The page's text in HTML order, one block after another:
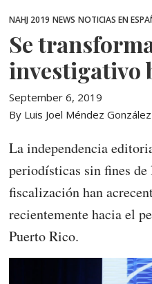
NAHJ 2019 NEWS NOTICIAS EN
Se
investigativo
September 6, 2019
By Luis Joel Méndez González
La independencia
periodísticas sin fines
fiscalización han
recientemente hacia el
Puerto Rico.